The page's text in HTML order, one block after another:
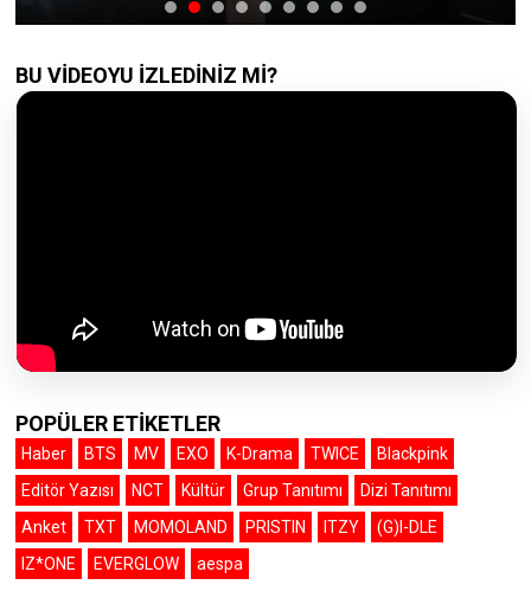
BU VİDEOYU İZLEDİNİZ Mİ?
POPÜLER ETİKETLER
Haber BTS MV EXO K-Drama TWICE
Blackpink
Editör Yazısı
NCT Kültür Grup Tanıtımı
Dizi Tanıtımı
Anket
TXT MOMOLAND PRISTIN ITZY
(G)I-DLE
IZ*ONE
EVERGLOW aespa